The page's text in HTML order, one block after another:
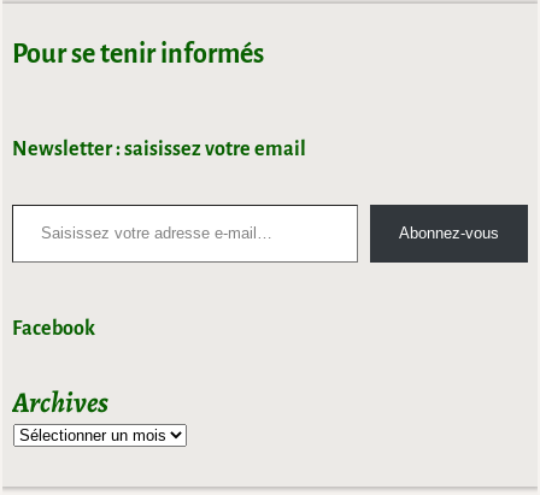
Pour se tenir informés
Newsletter : saisissez votre email
Abonnez-vous
Facebook
Archives